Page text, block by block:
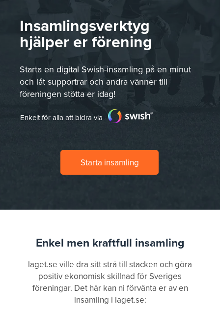
Insamlingsverktyg
hjälper er förening
Starta en digital Swish-insamling på en minut
och låt supportrar och andra vänner till
föreningen stötta er idag!
Enkelt för alla att bidra via
Starta insamling
Enkel men kraftfull insamling
laget.se ville dra sitt strå till stacken och göra
positiv ekonomisk skillnad för Sveriges
föreningar. Det här kan ni förvänta er av en
insamling i laget.se: